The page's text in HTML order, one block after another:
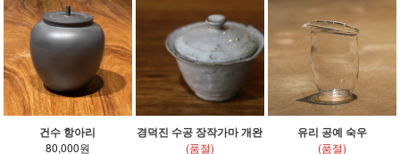
건수 항아리
80,000원
경덕진 수공 장작가마 개완
(품절)
유리 공예 숙우
(품절)